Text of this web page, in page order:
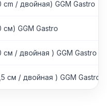
/ двойная) GGM Gastro
GGM Gastro
/ двойная ) GGM Gastro
см / двойная ) GGM Gastro